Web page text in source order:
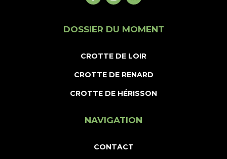
DOSSIER DU MOMENT
CROTTE DE LOIR
CROTTE DE RENARD
CROTTE DE HÉRISSON
NAVIGATION
CONTACT